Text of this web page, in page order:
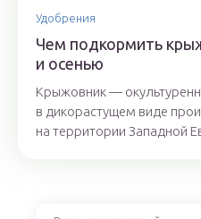
Удобрения
Чем подкормить
и осенью
Крыжовник —
в дикорастущем виде
на территории Западной